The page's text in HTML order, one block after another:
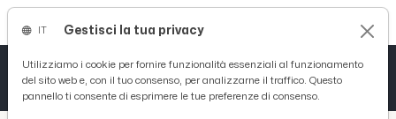
Gestisci la tua privacy
Utilizziamo i cookie per fornire funzionalità essenziali al funzionamento
del sito web e, con il tuo consenso, per analizzarne il traffico. Questo
pannello ti consente di esprimere le tue preferenze di consenso.
Tutto News
Tutto Sport
Tutto Curiosità